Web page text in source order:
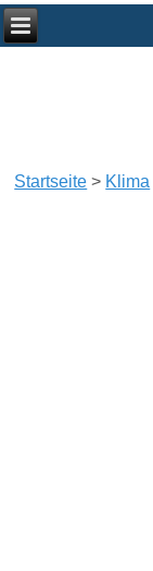
Startseite > Klima